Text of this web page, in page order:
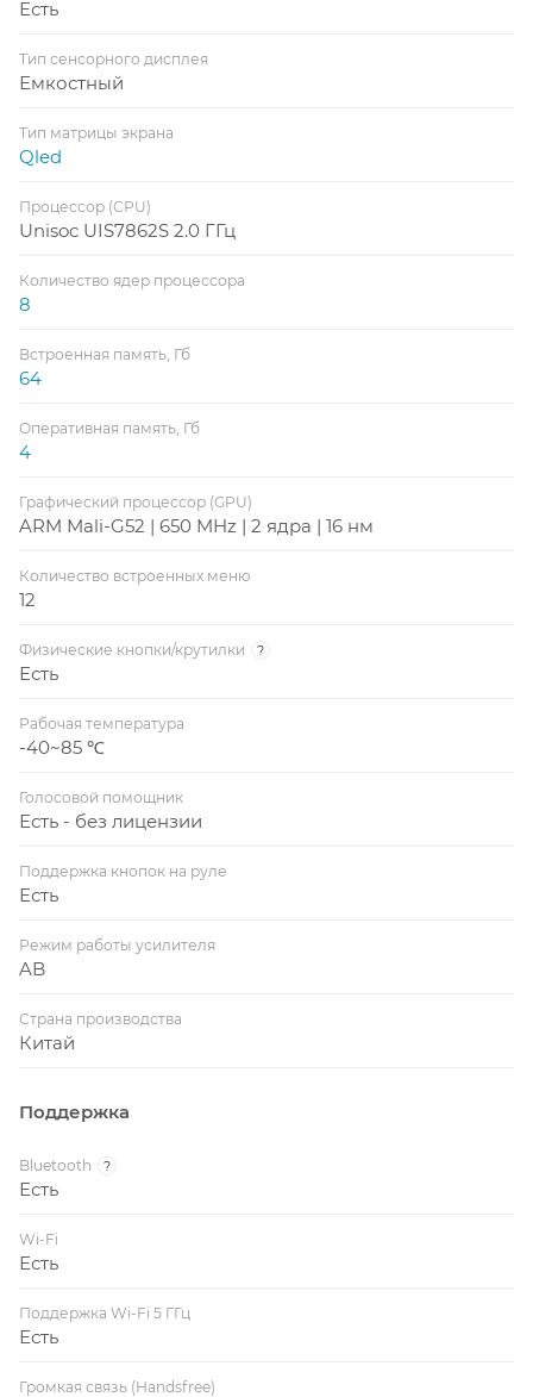
Есть
Тип сенсорного дисплея
Емкостный
Тип матрицы экрана
Qled
Процессор (CPU)
Unisoc UIS7862S 2.0 ГГц
Количество ядер процессора
8
Встроенная память, Гб
64
Оперативная память, Гб
4
Графический процессор (GPU)
ARM Mali-G52 | 650 MHz | 2 ядра | 16 нм
Количество встроенных меню
12
Физические кнопки/крутилки ?
Есть
Рабочая температура
-40~85 ℃
Голосовой помощник
Есть - без лицензии
Поддержка кнопок на руле
Есть
Режим работы усилителя
AB
Страна производства
Китай
Поддержка
Bluetooth ?
Есть
Wi-Fi
Есть
Поддержка Wi-Fi 5 ГГц
Есть
Громкая связь (Handsfree)